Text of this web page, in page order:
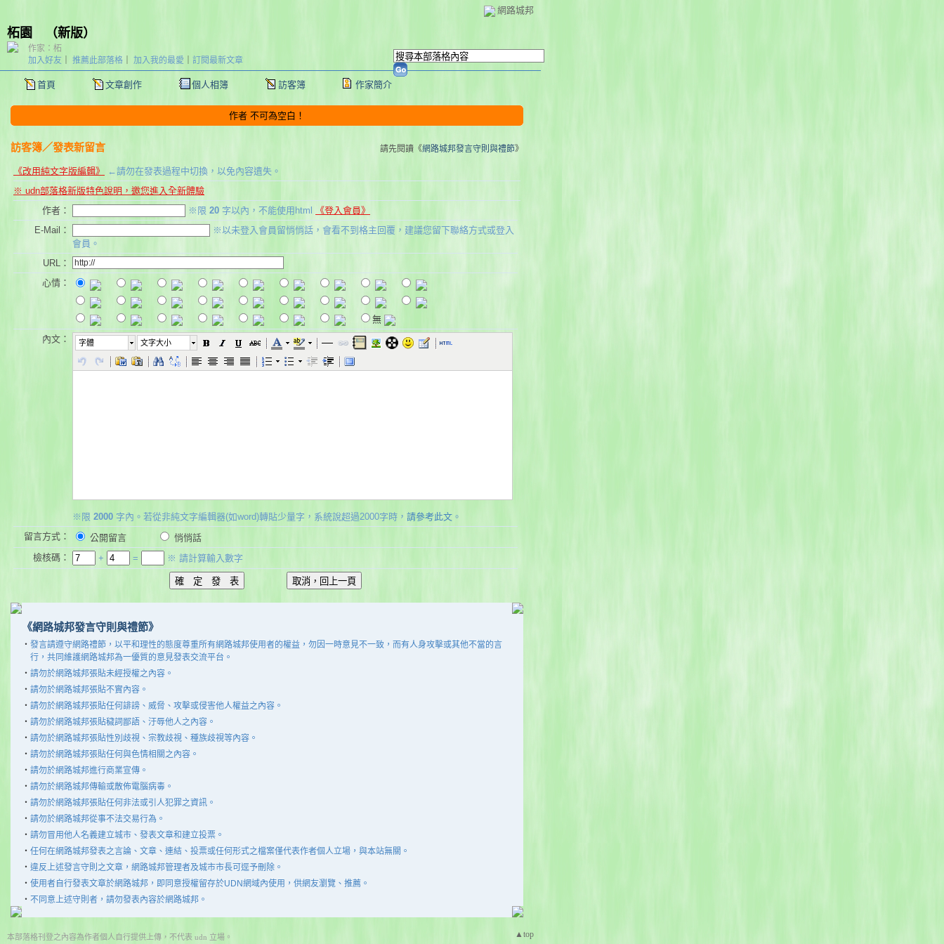
網路城邦
柘園 （新版）
首頁 文章創作 個人相簿 訪客簿 作家簡介
加入好友 推薦此部落格 加入我的最愛 訂閱最新文章
作家：柘
作者 不可為空白！
訪客簿／發表新留言 請先閱讀《網路城邦發言守則與禮節》
《改用純文字版編輯》
←請勿在發表過程中切換，以免內容遺失。
※ udn部落格新版特色說明，邀您進入全新體驗
作者：
※限 20 字以內，不能使用html
《登入會員》
E-Mail：
※以未登入會員留悄悄話，會看不到格主回覆，建議您留下聯絡方式或登入
會員。
URL：
心情：
無
內文：
字體 文字大小
※限 2000 字內。若從非純文字編輯器(如word)轉貼少量字，系統說超過2000字時， 請參考此文 。
留言方式：
公開留言
悄悄話
檢核碼：
+ = ※ 請計算輸入數字
《網路城邦發言守則與禮節》
‧ 發言請遵守網路禮節，以平和理性的態度尊重所有網路城邦使用者的權益，勿因一時意見不一致，而有人身攻擊或其他不當的言
行，共同維護網路城邦為一優質的意見發表交流平台。
‧ 請勿於網路城邦張貼未經授權之內容。
‧ 請勿於網路城邦張貼不實內容。
‧ 請勿於網路城邦張貼任何誹謗、威脅、攻擊或侵害他人權益之內容。
‧ 請勿於網路城邦張貼穢詞鄙語、汙辱他人之內容。
‧ 請勿於網路城邦張貼性別歧視、宗教歧視、種族歧視等內容。
‧ 請勿於網路城邦張貼任何與色情相關之內容。
‧ 請勿於網路城邦進行商業宣傳。
‧ 請勿於網路城邦傳輸或散佈電腦病毒。
‧ 請勿於網路城邦張貼任何非法或引人犯罪之資訊。
‧ 請勿於網路城邦從事不法交易行為。
‧ 請勿冒用他人名義建立城市、發表文章和建立投票。
‧ 任何在網路城邦發表之言論、文章、連結、投票或任何形式之檔案僅代表作者個人立場，與本站無關。
‧ 違反上述發言守則之文章，網路城邦管理者及城市市長可逕予刪除。
‧ 使用者自行發表文章於網路城邦，即同意授權留存於UDN網域內使用，供網友瀏覽、推薦。
‧ 不同意上述守則者，請勿發表內容於網路城邦。
▲top
本部落格刊登之內容為作者個人自行提供上傳，不代表 udn 立場。